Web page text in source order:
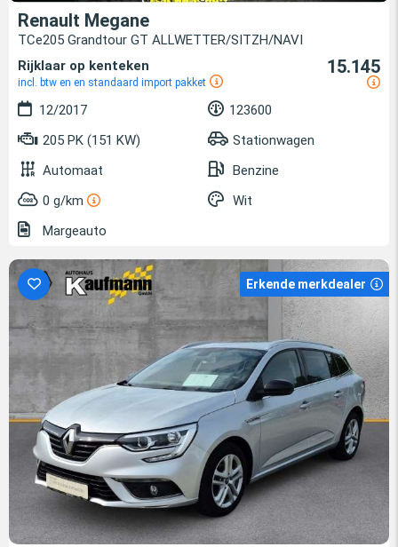
Renault Megane
TCe205 Grandtour GT ALLWETTER/SITZH/NAVI
Rijklaar op kenteken
incl. btw en en standaard import pakket
15.145
12/2017
123600
205 PK (151 KW)
Stationwagen
Automaat
Benzine
0 g/km
Wit
Margeauto
Erkende merkdealer